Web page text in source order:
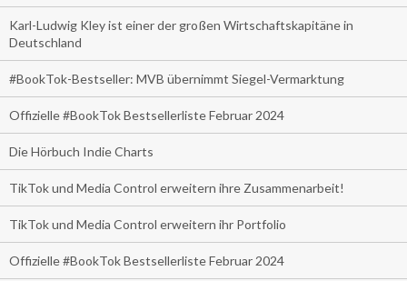
Karl-Ludwig Kley ist einer der großen Wirtschaftskapitäne in
Deutschland
#BookTok-Bestseller: MVB übernimmt Siegel-Vermarktung
Offizielle #BookTok Bestsellerliste Februar 2024
Die Hörbuch Indie Charts
TikTok und Media Control erweitern ihre Zusammenarbeit!
TikTok und Media Control erweitern ihr Portfolio
Offizielle #BookTok Bestsellerliste Februar 2024